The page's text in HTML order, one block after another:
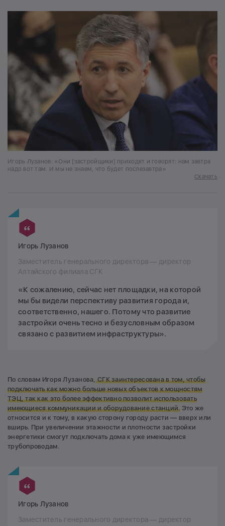
Игорь Лузанов: «Они [застройщики] приходят и говорят: нам завтра
надо вот там. И мы не знаем, что будет послезавтра»
Скачать
Игорь Лузанов
Заместитель генерального директора — директор
Алтайского филиала СГК
«К сожалению, сейчас нет площадки, на которой
мы бы видели перспективу развития города и,
соответственно, нашего. Потому что развитие
застройки очень тесно и безусловным образом
связано с развитием инфраструктуры».
По словам Игоря Лузанова,СГК заинтересована в том, чтобы
подключать как можно больше новых объектов к мощностям
ТЭЦ, так как это более эффективно позволит использовать
имеющиеся коммуникации и оборудование станций. Это же
относится и к тому, в какую сторону городу расти — вверх или
вширь. При увеличении этажности и плотности застройки
энергетики смогут подключать дома к уже имеющимся
трубопроводам.
Игорь Лузанов
Заместитель генерального директора — директор